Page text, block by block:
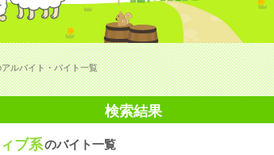
ルバイト・バイト一覧
検索結果
ブ系のバイト一覧